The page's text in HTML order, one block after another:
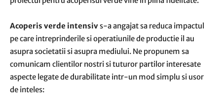
Acoperis verde intensivs-a angajat sa reduca impactul
pe care intreprinderile si operatiunile de productie il au
asupra societatii si asupra mediului. Ne propunem sa
comunicam clientilor nostri si tuturor partilor interesate
aspecte legate de durabilitate intr-un mod simplu si usor
de inteles: